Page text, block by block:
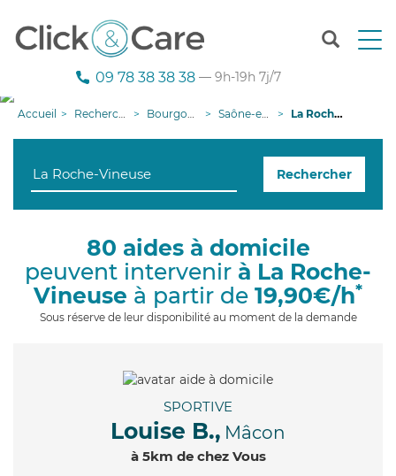
T
n
g
i
09 78 38 38 38 — 9h-19h 7j/7
Accueil Recherche aide à domicile Bourgogne-Franche-Comté Saône-et-Loire La Roche-Vineuse
Rechercher
80 aides à domicile
peuvent intervenir à La Roche-
Vineuse à partir de 19,90€/h*
Sous réserve de leur disponibilité au moment de la demande
SPORTIVE
Louise B., Mâcon
à 5km de chez Vous